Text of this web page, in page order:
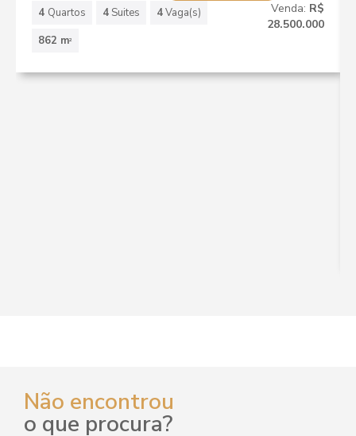
4 Quartos 4 Suites 4Vaga(s)
862 m2
Venda: R$
28.500.000
Não encontrou
o que procura?